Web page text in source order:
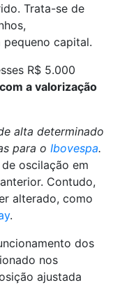
Trata-se de
capital.
R$ 5.000
a valorização
alta determinado
para o Ibovespa.
oscilação em
Contudo,
alterado, como
.
dos
nos
ajustada